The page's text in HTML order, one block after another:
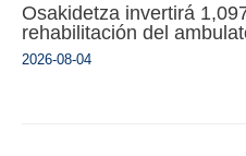
Osakidetza invertirá
rehabilitación del
2026-08-04